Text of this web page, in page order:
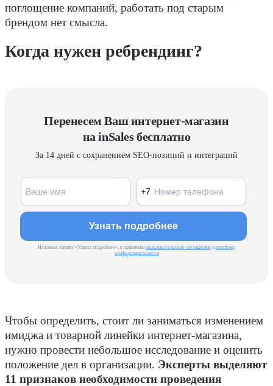
поглощение компаний, работать под старым
брендом нет смысла.
Когда нужен ребрендинг?
Перенесем Ваш интернет-магазин
на inSales бесплатно
За 14 дней с сохранением SEO-позиций и интеграций
Нажимая кнопку «Узнать подробнее», я принимаю пользовательское соглашение и политику
конфиденциальности
Чтобы определить, стоит ли заниматься изменением
имиджа и товарной линейки интернет-магазина,
нужно провести небольшое исследование и оценить
положение дел в организации. Эксперты выделяют
11 признаков необходимости проведения